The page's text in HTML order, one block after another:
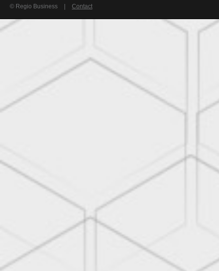
© Regio Business Contact